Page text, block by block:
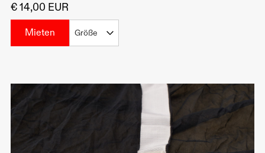
€ 14,00 EUR